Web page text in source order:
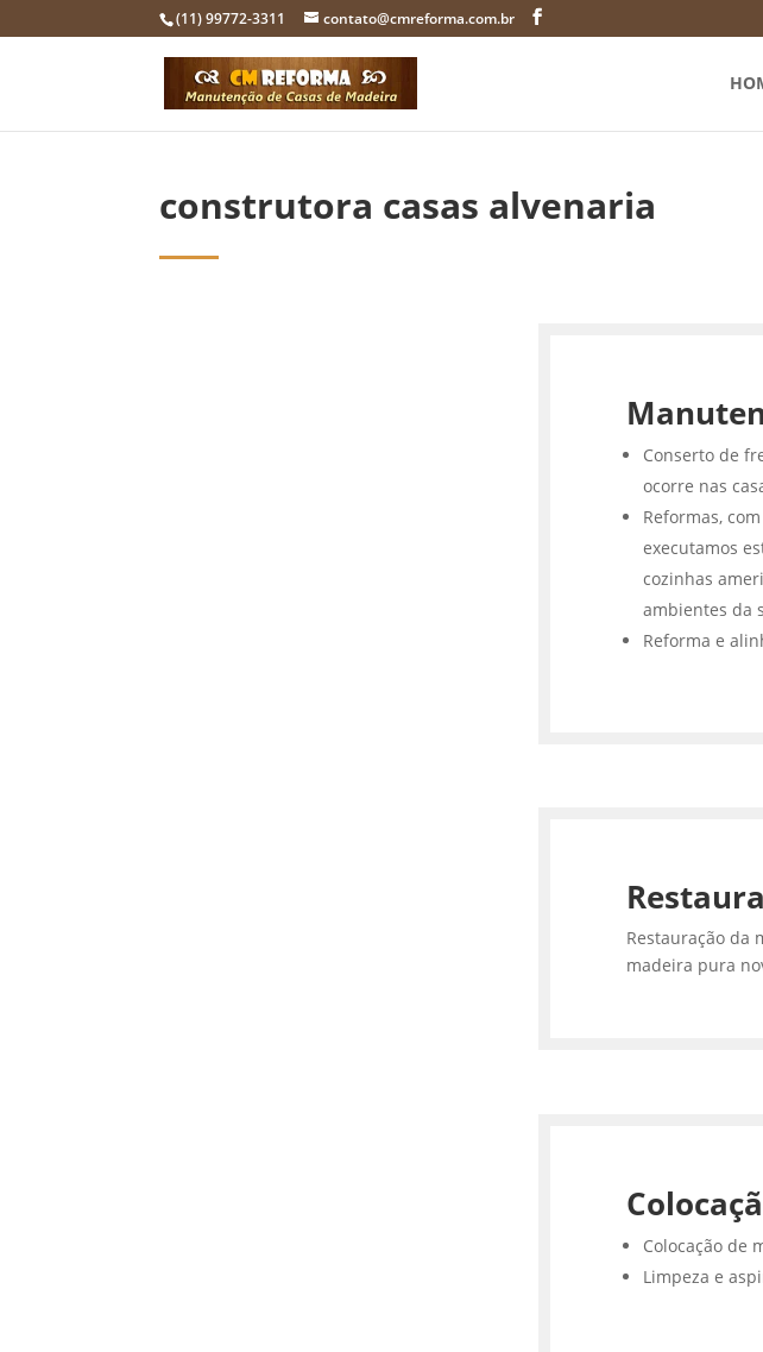
(11) 99772-3311 contato@cmreforma.com.br
construtora casas alvenaria
Conserto de
ocorre nas
Reformas,
executamos
cozinhas
ambientes da
Reforma e
Restauração da
madeira pura
Colocação de
Limpeza e